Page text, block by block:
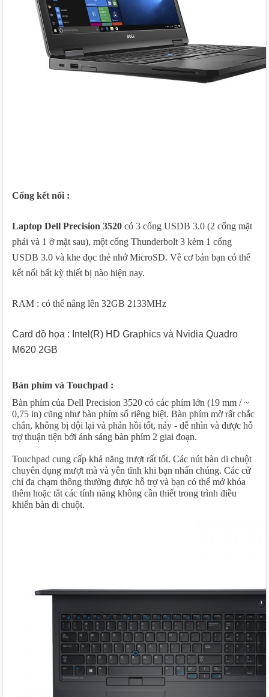
Cổng kết nối :
Laptop Dell Precision 3520 có 3 cổng USDB 3.0 (2 cổng mặt
phải và 1 ở mặt sau), một cổng Thunderbolt 3 kèm 1 cổng
USDB 3.0 và khe đọc thẻ nhớ MicroSD. Về cơ bản bạn có thể
kết nối bất kỳ thiết bị nào hiện nay.
RAM : có thể nâng lên 32GB 2133MHz
Card đồ họa : Intel(R) HD Graphics và Nvidia Quadro
M620 2GB
Bàn phím và Touchpad :
Bàn phím của Dell Precision 3520 có các phím lớn (19 mm / ~
0,75 in) cũng như bàn phím số riêng biệt. Bàn phím mờ rất chắc
chắn, không bị dội lại và phản hồi tốt, nảy - dễ nhìn và được hỗ
trợ thuận tiện bởi ánh sáng bàn phím 2 giai đoạn.
Touchpad cung cấp khả năng trượt rất tốt. Các nút bàn di chuột
chuyên dụng mượt mà và yên tĩnh khi bạn nhấn chúng. Các cử
chỉ đa chạm thông thường được hỗ trợ và bạn có thể mở khóa
thêm hoặc tắt các tính năng không cần thiết trong trình điều
khiển bàn di chuột.